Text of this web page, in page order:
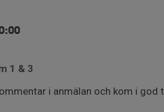
1 & 3
i anmälan och kom i god